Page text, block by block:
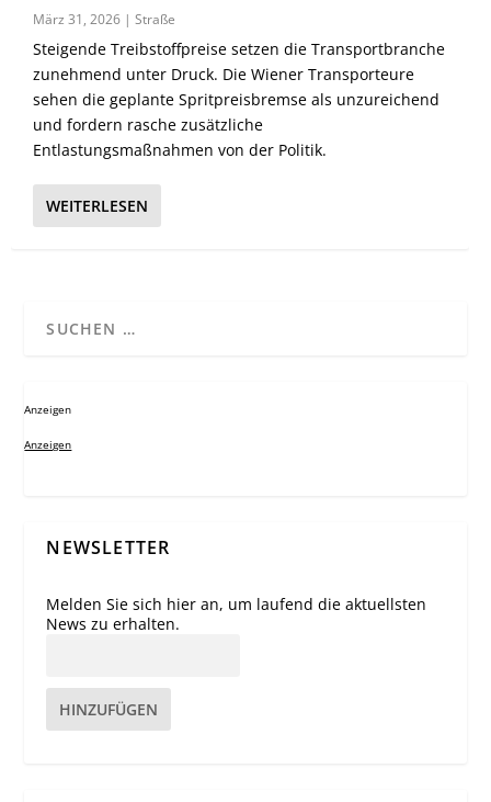
März 31, 2026 |Straße
Steigende Treibstoffpreise setzen die Transportbranche
zunehmend unter Druck. Die Wiener Transporteure
sehen die geplante Spritpreisbremse als unzureichend
und fordern rasche zusätzliche
Entlastungsmaßnahmen von der Politik.
WEITERLESEN
Anzeigen
Anzeigen
NEWSLETTER
Melden Sie sich hier an, um laufend die aktuellsten
News zu erhalten.
HINZUFÜGEN